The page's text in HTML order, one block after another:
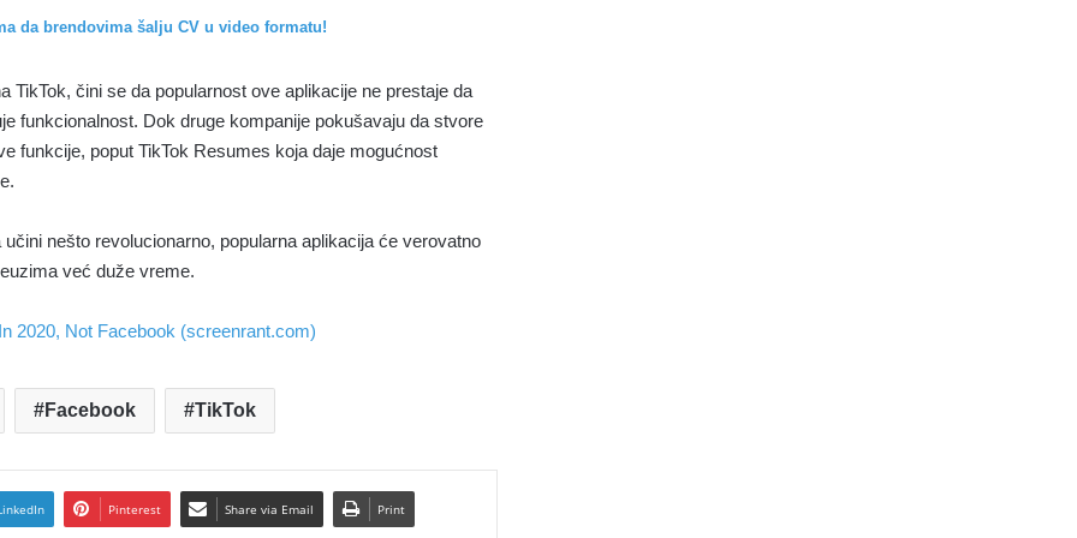
da brendovima šalju CV u video formatu!
čini se da popularnost ove aplikacije ne prestaje da
funkcionalnost. Dok druge kompanije pokušavaju da stvore
funkcije, poput TikTok Resumes koja daje mogućnost
nešto revolucionarno, popularna aplikacija će verovatno
već duže vreme.
2020, Not Facebook (screenrant.com)
Facebook TikTok
Pinterest Share via Email Print